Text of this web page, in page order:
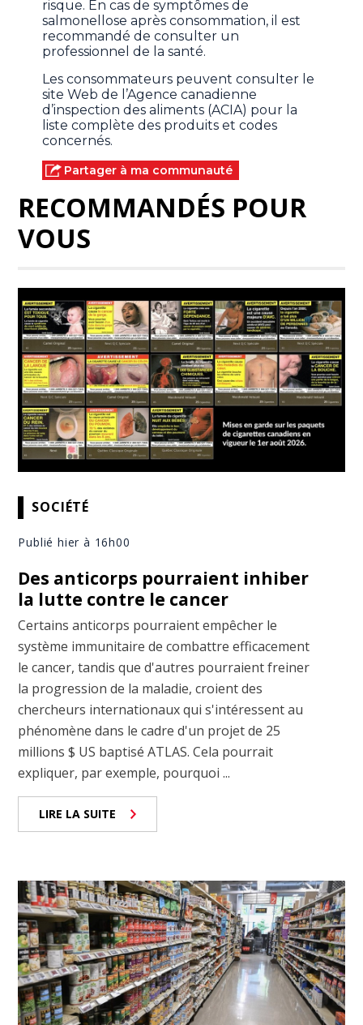
risque. En cas de symptômes de
salmonellose après consommation, il est
recommandé de consulter un
professionnel de la santé.
Les consommateurs peuvent consulter le
site Web de l’Agence canadienne
d’inspection des aliments (ACIA) pour la
liste complète des produits et codes
concernés.
Partager à ma communauté
RECOMMANDÉS POUR
VOUS
SOCIÉTÉ
Publié hier à 16h00
Des anticorps pourraient inhiber
la lutte contre le cancer
Certains anticorps pourraient empêcher le
système immunitaire de combattre efficacement
le cancer, tandis que d'autres pourraient freiner
la progression de la maladie, croient des
chercheurs internationaux qui s'intéressent au
phénomène dans le cadre d'un projet de 25
millions $ US baptisé ATLAS. Cela pourrait
expliquer, par exemple, pourquoi ...
LIRE LA SUITE